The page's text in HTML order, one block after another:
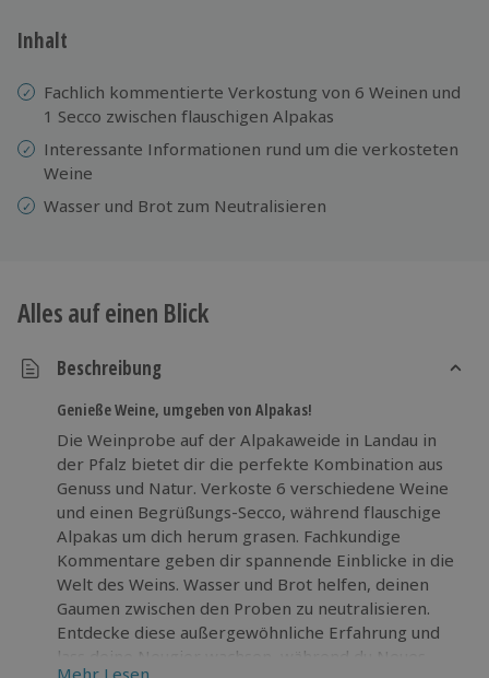
Jeder Gutschein für alle Erlebnisse einlösbar.
Inhalt
Fachlich kommentierte Verkostung von 6 Weinen und
1 Secco zwischen flauschigen Alpakas
Interessante Informationen rund um die verkosteten
Weine
Wasser und Brot zum Neutralisieren
Alles auf einen Blick
Beschreibung
Genieße Weine, umgeben von Alpakas!
Die Weinprobe auf der Alpakaweide in Landau in
der Pfalz bietet dir die perfekte Kombination aus
Genuss und Natur. Verkoste 6 verschiedene Weine
und einen Begrüßungs-Secco, während flauschige
Alpakas um dich herum grasen. Fachkundige
Kommentare geben dir spannende Einblicke in die
Welt des Weins. Wasser und Brot helfen, deinen
Gaumen zwischen den Proben zu neutralisieren.
Entdecke diese außergewöhnliche Erfahrung und
lass deine Neugier wachsen, während du Neues
Mehr Lesen